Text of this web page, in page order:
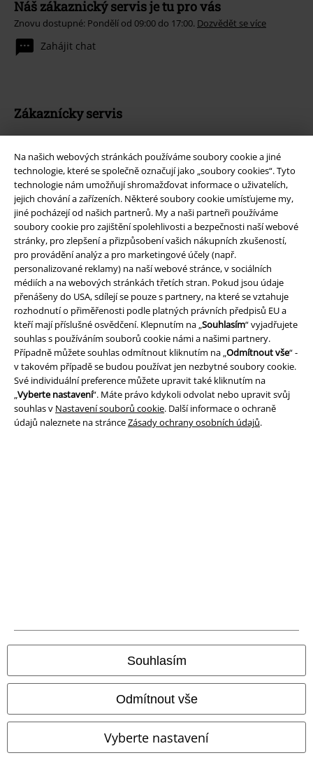
Na našich webových stránkách používáme soubory cookie a jiné
technologie, které se společně označují jako „soubory cookies“. Tyto
technologie nám umožňují shromažďovat informace o uživatelích,
jejich chování a zařízeních. Některé soubory cookie umísťujeme my,
jiné pocházejí od našich partnerů. My a naši partneři používáme
soubory cookie pro zajištění spolehlivosti a bezpečnosti naší webové
stránky, pro zlepšení a přizpůsobení vašich nákupních zkušeností,
pro provádění analýz a pro marketingové účely (např.
personalizované reklamy) na naší webové stránce, v sociálních
médiích a na webových stránkách třetích stran. Pokud jsou údaje
přenášeny do USA, sdílejí se pouze s partnery, na které se vztahuje
rozhodnutí o přiměřenosti podle platných právních předpisů EU a
kteří mají příslušné osvědčení. Klepnutím na „Souhlasím“ vyjadřujete
souhlas s používáním souborů cookie námi a našimi partnery.
Případně můžete souhlas odmítnout kliknutím na „Odmítnout vše“ -
v takovém případě se budou používat jen nezbytné soubory cookie.
Své individuální preference můžete upravit také kliknutím na
„Vyberte nastavení“. Máte právo kdykoli odvolat nebo upravit svůj
souhlas v Nastavení souborů cookie. Další informace o ochraně
údajů naleznete na stránceZásady ochrany osobních údajů.
Souhlasím
Odmítnout vše
Vyberte nastavení
Náš zákaznický servis je tu pro vás
Znovu dostupné: Pondělí od 09:00 do 17:00. Dozvědět se více
Zahájit chat
Zákaznícky servis
Podmínky vracení zboží
Vrácení zboží
Všeobecné informace o velikostech
Zrušit členství v BSC
Způsoby platby
Nabídky pro vás
Soutěž
Objednejte si dárkový poukaz